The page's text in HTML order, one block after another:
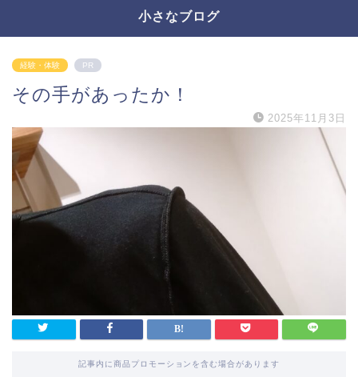
小さなブログ
経験・体験 PR
その手があったか！
2025年11月3日
記事内に商品プロモーションを含む場合があります